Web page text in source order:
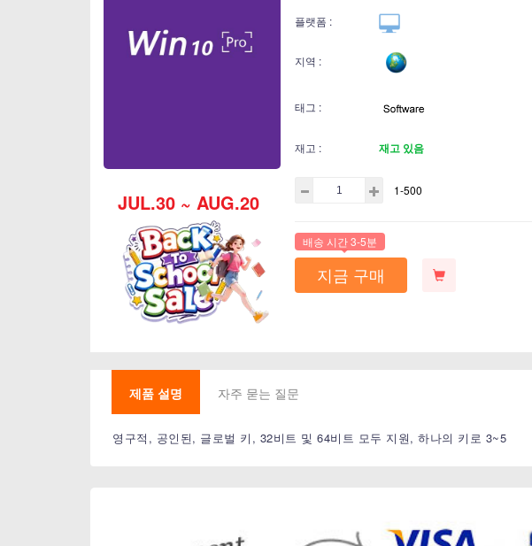
JUL.30 ~ AUG.20
플랫폼 :
지역 :
태그 :
재고 : 재고 있음
1-500
배송 시간 3-5분
지금 구매
제품 설명 자주 묻는 질문
영구적, 공인된, 글로벌 키, 32비트 및 64비트 모두 지원, 하나의 키로 3~5